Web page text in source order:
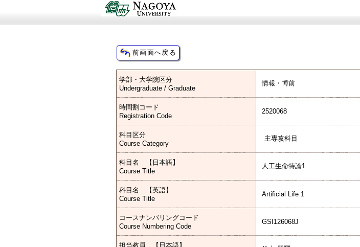
学部・大学院区分
Undergraduate / Graduate
情報・博前
時間割コード
Registration Code
2520068
科目区分
Course Category
主専攻科目
科目名 【日本語】
Course Title
人工生命特論1
科目名 【英語】
Course Title
Artificial Life 1
コースナンバリングコード
Course Numbering Code
GSI126068J
担当教員 【日本語】